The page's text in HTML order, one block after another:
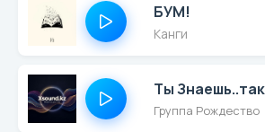
БУМ!
Канги
Группа Рождество